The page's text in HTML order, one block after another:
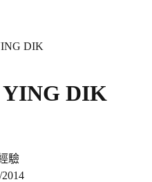
DIK
DIK
驗
2014